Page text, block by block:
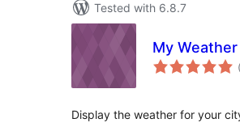
Tested with 6.8.7
My Weather
Display the weather for your